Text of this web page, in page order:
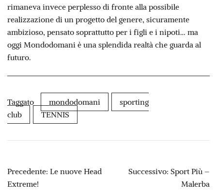
rimaneva invece perplesso di fronte alla possibile
realizzazione di un progetto del genere, sicuramente
ambizioso, pensato soprattutto per i figli e i nipoti… ma
oggi Mondodomani è una splendida realtà che guarda al
futuro.
Taggato mondodomani
sporting
club
TENNIS
NAVIGAZIONE
ARTICOLI
Precedente: Le nuove Head
Extreme!
Successivo: Sport Più –
Malerba